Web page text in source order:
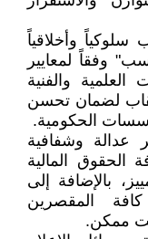
وأخلاقياً
وفقاً لمعايير
العلمية والفنية
لضمان تحسن
الحكومية.
عدالة وشفافية
المالية
بالإضافة إلى
المقصرين
ممكن.